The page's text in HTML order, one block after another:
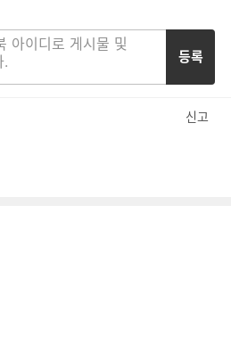
등록
신고